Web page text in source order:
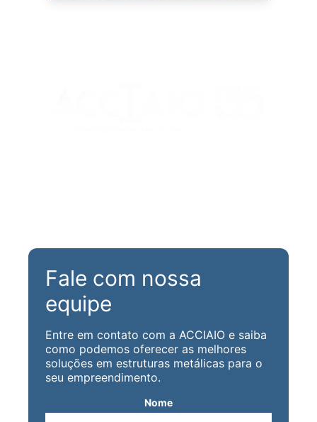
Fale com nossa
equipe
Entre em contato com a ACCIAIO e saiba
como podemos oferecer as melhores
soluções em estruturas metálicas para o
seu empreendimento.
Nome